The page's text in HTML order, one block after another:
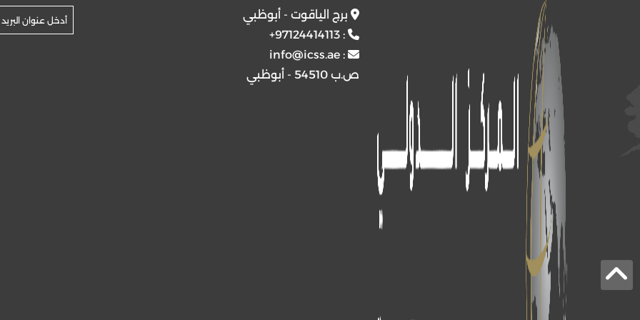
برج الياقوت - أبوظبي
:
+97124414113
:
info@icss.ae
ص.ب 54510 - أبوظبي